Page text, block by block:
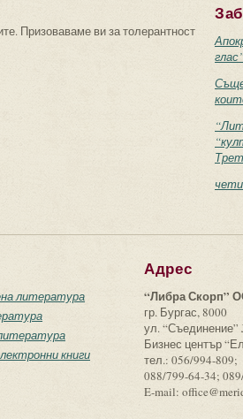
Призоваваме ви за толерантност
литература
книги
Адрес
“Либра Скорп”
гр. Бургас, 8000
ул.
Бизнес център
тел.: 056/994-809;
088/799-64-34;
E-mail: